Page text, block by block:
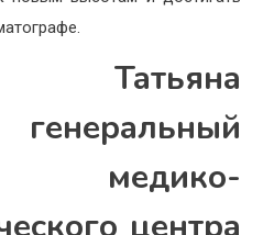
Татьяна
генеральный
медико-